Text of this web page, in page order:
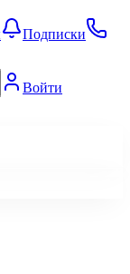
Подписки
Войти